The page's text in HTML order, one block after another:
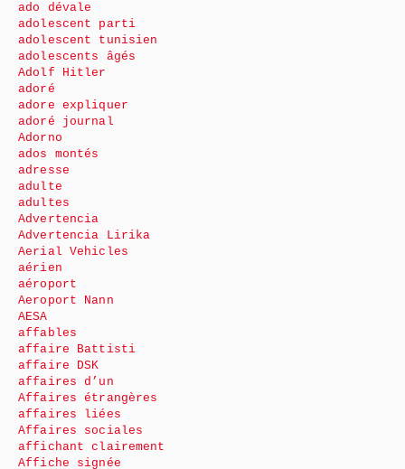
ado dévale
adolescent parti
adolescent tunisien
adolescents âgés
Adolf Hitler
adoré
adore expliquer
adoré journal
Adorno
ados montés
adresse
adulte
adultes
Advertencia
Advertencia Lirika
Aerial Vehicles
aérien
aéroport
Aeroport Nann
AESA
affables
affaire Battisti
affaire DSK
affaires d’un
Affaires étrangères
affaires liées
Affaires sociales
affichant clairement
Affiche signée